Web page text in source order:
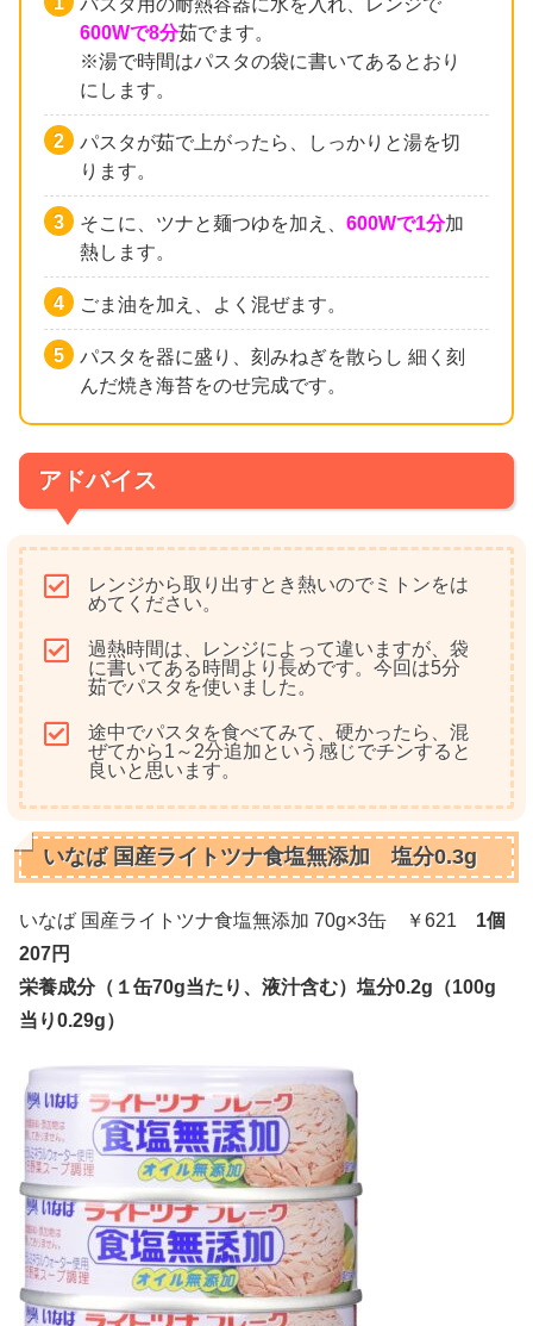
600Wで8分茹でます。
※湯で時間はパスタの袋に書いてあるとおり
にします。
パスタが茹で上がったら、しっかりと湯を切
ります。
そこに、ツナと麺つゆを加え、600Wで1分加
熱します。
ごま油を加え、よく混ぜます。
パスタを器に盛り、刻みねぎを散らし 細く刻
んだ焼き海苔をのせ完成です。
アドバイス
レンジから取り出すとき熱いのでミトンをは
めてください。
過熱時間は、レンジによって違いますが、袋
に書いてある時間より長めです。今回は5分
茹でパスタを使いました。
途中でパスタを食べてみて、硬かったら、混
ぜてから1～2分追加という感じでチンすると
良いと思います。
いなば 国産ライトツナ食塩無添加 塩分0.3g
いなば 国産ライトツナ食塩無添加 70g×3缶 ￥621 1個
207円
栄養成分（１缶70g当たり、液汁含む）塩分0.2g（100g
当り0.29g）